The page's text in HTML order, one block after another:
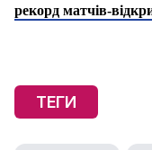
рекорд матчів-
ТЕГИ